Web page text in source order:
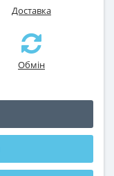
Доставка
Обмін